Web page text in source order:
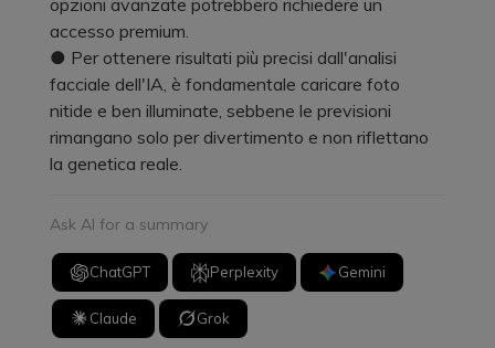
accesso premium.
● Per ottenere risultati più precisi dall'analisi
facciale dell'IA, è fondamentale caricare foto
nitide e ben illuminate, sebbene le previsioni
rimangano solo per divertimento e non riflettano
la genetica reale.
Ask AI for a summary
ChatGPT Perplexity Gemini
Claude Grok